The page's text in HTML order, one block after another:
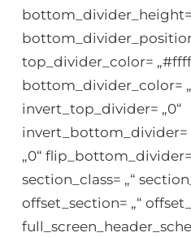
bottom_divider_height=
top_divider_color=
bottom_divider_color=
invert_top_divider= „0“
invert_bottom_divider=
„0“ flip_bottom_divider=
section_class= „“
offset_section= „“